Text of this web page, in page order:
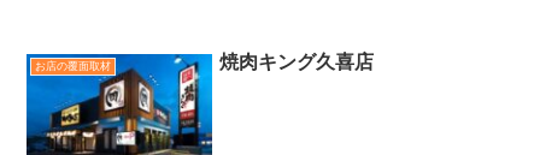
お店の覆面取材 焼肉キング久喜店